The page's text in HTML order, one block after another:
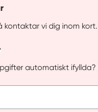
kontaktar vi dig inom kort.
automatiskt ifyllda?